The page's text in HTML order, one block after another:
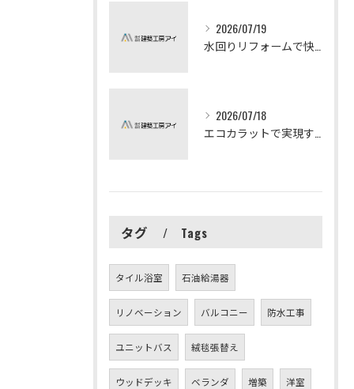
2026/07/19
2026/07/18
タグ Tags
タイル浴室 石油給湯器
リノベーション バルコニー 防水工事
ユニットバス 絨毯張替え
ウッドデッキ ベランダ 増築 洋室